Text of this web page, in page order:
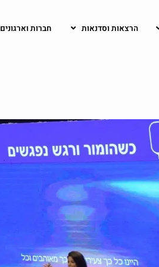
הרצאות וסדנאות חברות וארגונים